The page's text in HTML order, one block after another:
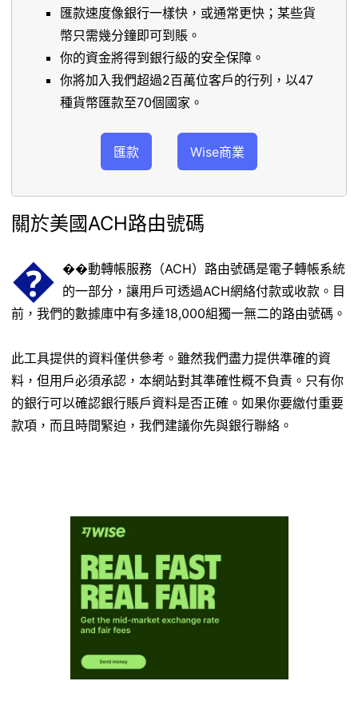
匯款速度像銀行一樣快，或通常更快；某些貨
幣只需幾分鐘即可到賬。
你的資金將得到銀行級的安全保障。
你將加入我們超過2百萬位客戶的行列，以47
種貨幣匯款至70個國家。
匯款 Wise商業
關於美國ACH路由號碼
� ��動轉帳服務（ACH）路由號碼是電子轉帳系統
的一部分，讓用戶可透過ACH網絡付款或收款。目
前，我們的數據庫中有多達18,000組獨一無二的路由號碼。
此工具提供的資料僅供參考。雖然我們盡力提供準確的資
料，但用戶必須承認，本網站對其準確性概不負責。只有你
的銀行可以確認銀行賬戶資料是否正確。如果你要繳付重要
款項，而且時間緊迫，我們建議你先與銀行聯絡。